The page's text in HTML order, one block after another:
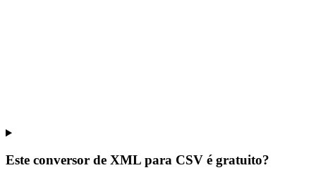
Este conversor de XML para CSV é gratuito?